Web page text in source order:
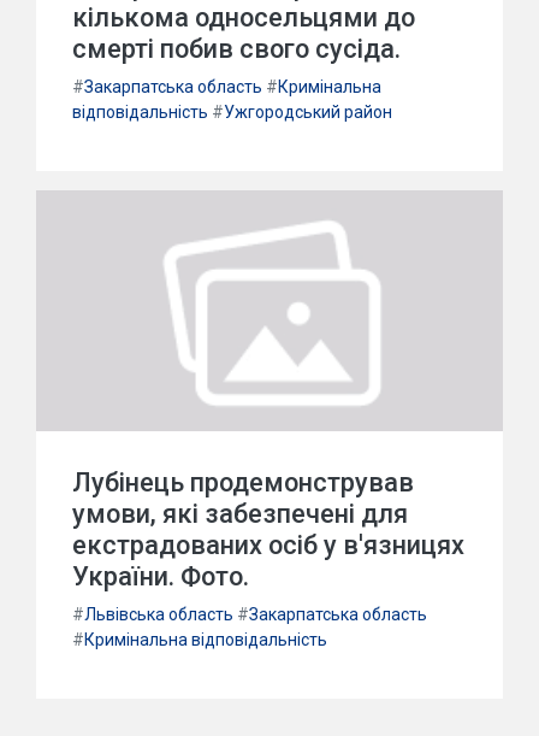
кількома односельцями до
смерті побив свого сусіда.
#Закарпатська область #Кримінальна
відповідальність #Ужгородський район
Лубінець продемонстрував
умови, які забезпечені для
екстрадованих осіб у в'язницях
України. Фото.
#Львівська область #Закарпатська область
#Кримінальна відповідальність